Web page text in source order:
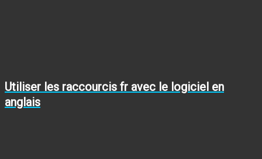
Utiliser les raccourcis fr avec le logiciel en
anglais